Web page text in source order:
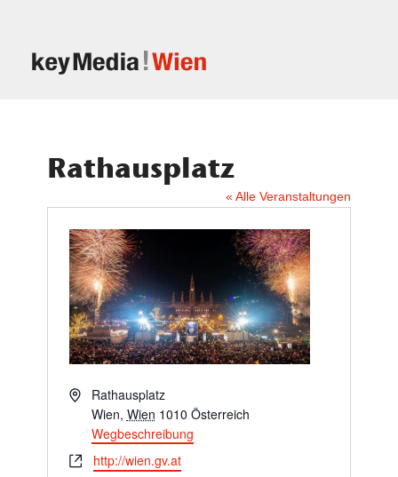
Rathausplatz
« Alle Veranstaltungen
AdresseRathausplatz
Wien, Wien 1010 Österreich
Wegbeschreibung
Webseitehttp://wien.gv.at